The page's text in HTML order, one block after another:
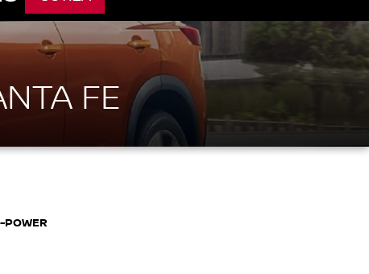
FE
POWER